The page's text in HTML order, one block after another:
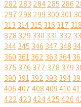
282 283 284285 286
297 298 299 300 301
313 314315 316 317 318
328 329 330 331332
344345 346 347 348
360 361362 363 364
375 376 377 378 379
390 391392 393 394
406407408409410
422423424425426